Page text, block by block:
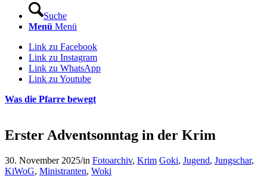
Suche
Menü Menü
Link zu Facebook
Link zu Instagram
Link zu WhatsApp
Link zu Youtube
Was die Pfarre bewegt
Erster Adventsonntag in der Krim
30. November 2025/in Fotoarchiv, Krim Goki, Jugend, Jungschar,
KiWoG, Ministranten, Woki